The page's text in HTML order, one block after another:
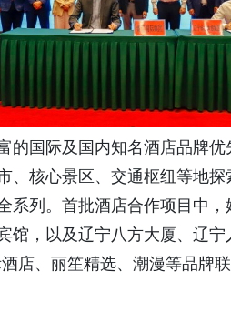
的国际及国内知名酒店品牌
、核心景区、交通枢纽 等地探
系列。首批酒店合作项目中
馆，以及辽宁八方大厦、辽
店、丽笙精选、潮漫等品牌